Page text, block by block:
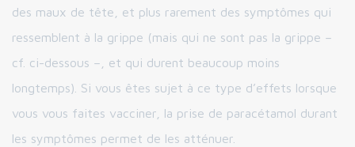
des maux de tête, et plus rarement des symptômes qui
ressemblent à la grippe (mais qui ne sont pas la grippe –
cf. ci-dessous –, et qui durent beaucoup moins
longtemps). Si vous êtes sujet à ce type d’effets lorsque
vous vous faites vacciner, la prise de paracétamol durant
les symptômes permet de les atténuer.